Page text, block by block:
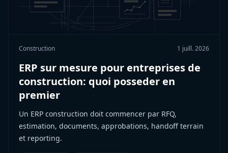
Construction 1 juill. 2026
ERP sur mesure pour entreprises de
construction: quoi posseder en
premier
Un ERP construction doit commencer par RFQ,
estimation, documents, approbations, handoff terrain
et reporting.